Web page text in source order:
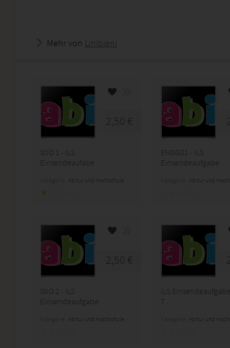
Mehr von Linibieni
2,50 €
StiO 1 - ILS
Einsendeaufabe
Abitur und Hochschule
ENGG01 - ILS
Einsendeaufgabe
Abitur und
2,50 €
StiO 2 - ILS
Einsendeaufgabe
Abitur und Hochschule
ILS
7
Abitur und